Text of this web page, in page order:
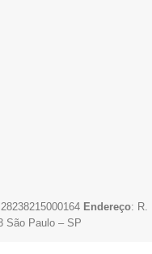
Endereço: R.
São Paulo – SP